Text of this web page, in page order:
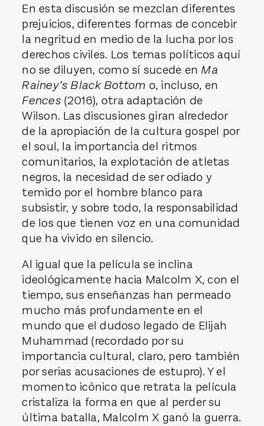
En esta discusión se mezclan diferentes
prejuicios, diferentes formas de concebir
la negritud en medio de la lucha por los
derechos civiles. Los temas políticos aquí
no se diluyen, como sí sucede en Ma
Rainey’s Black Bottom o, incluso, en
Fences (2016), otra adaptación de
Wilson. Las discusiones giran alrededor
de la apropiación de la cultura gospel por
el soul, la importancia del ritmos
comunitarios, la explotación de atletas
negros, la necesidad de ser odiado y
temido por el hombre blanco para
subsistir, y sobre todo, la responsabilidad
de los que tienen voz en una comunidad
que ha vivido en silencio.
Al igual que la película se inclina
ideológicamente hacia Malcolm X, con el
tiempo, sus enseñanzas han permeado
mucho más profundamente en el
mundo que el dudoso legado de Elijah
Muhammad (recordado por su
importancia cultural, claro, pero también
por serias acusaciones de estupro). Y el
momento icónico que retrata la película
cristaliza la forma en que al perder su
última batalla, Malcolm X ganó la guerra.